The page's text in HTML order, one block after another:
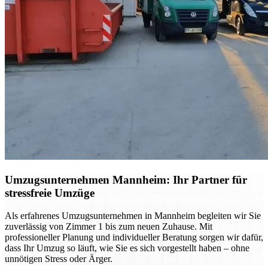
Umzugsunternehmen Mannheim: Ihr Partner für
stressfreie Umzüge
Als erfahrenes Umzugsunternehmen in Mannheim begleiten wir Sie
zuverlässig von Zimmer 1 bis zum neuen Zuhause. Mit
professioneller Planung und individueller Beratung sorgen wir dafür,
dass Ihr Umzug so läuft, wie Sie es sich vorgestellt haben – ohne
unnötigen Stress oder Ärger.